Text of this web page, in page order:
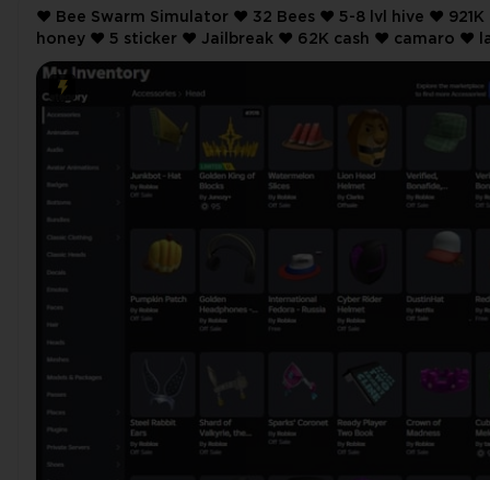
❤️ Bee Swarm Simulator ❤️ 32 Bees ❤️ 5-8 lvl hive ❤️ 921K
honey ❤️ 5 sticker ❤️ Jailbreak ❤️ 62K cash ❤️ camaro ❤️ la
matador ❤️